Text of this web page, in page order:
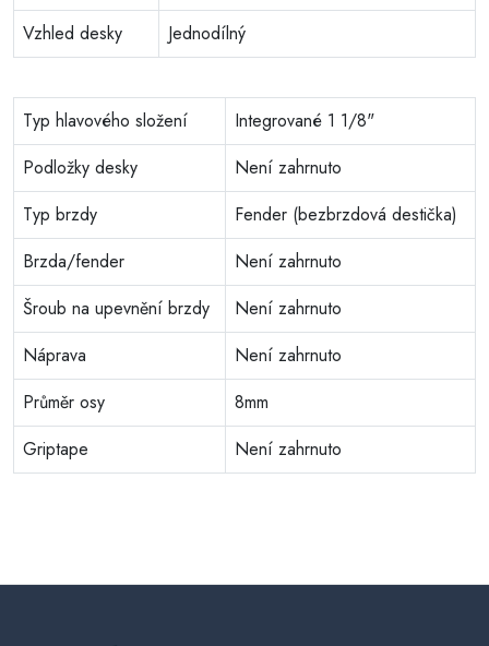
Vzhled desky
Jednodílný
Typ hlavového složení
Integrované 1 1/8"
Podložky desky
Není zahrnuto
Typ brzdy
Fender (bezbrzdová destička)
Brzda/fender
Není zahrnuto
Šroub na upevnění brzdy
Není zahrnuto
Náprava
Není zahrnuto
Průměr osy
8mm
Griptape
Není zahrnuto